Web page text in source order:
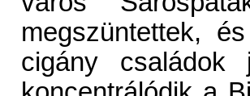
megszüntettek,
cigány